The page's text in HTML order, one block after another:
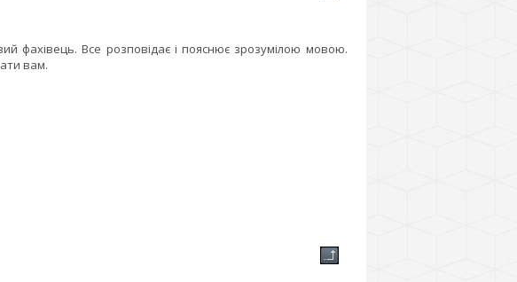
фахівець. Все розповідає і пояснює зрозумілою мовою.
вам.